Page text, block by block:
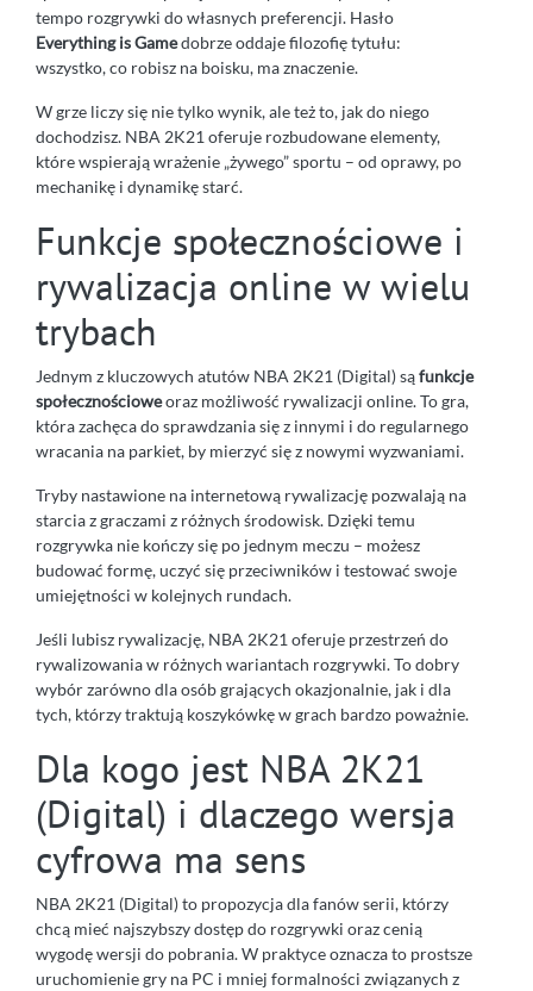
tempo rozgrywki do własnych preferencji. Hasło
Everything is Gamedobrze oddaje filozofię tytułu:
wszystko, co robisz na boisku, ma znaczenie.
W grze liczy się nie tylko wynik, ale też to, jak do niego
dochodzisz. NBA 2K21 oferuje rozbudowane elementy,
które wspierają wrażenie „żywego” sportu – od oprawy, po
mechanikę i dynamikę starć.
Funkcje społecznościowe i
rywalizacja online w wielu
trybach
Jednym z kluczowych atutów NBA 2K21 (Digital) sąfunkcje
społecznościoweoraz możliwość rywalizacji online. To gra,
która zachęca do sprawdzania się z innymi i do regularnego
wracania na parkiet, by mierzyć się z nowymi wyzwaniami.
Tryby nastawione na internetową rywalizację pozwalają na
starcia z graczami z różnych środowisk. Dzięki temu
rozgrywka nie kończy się po jednym meczu – możesz
budować formę, uczyć się przeciwników i testować swoje
umiejętności w kolejnych rundach.
Jeśli lubisz rywalizację, NBA 2K21 oferuje przestrzeń do
rywalizowania w różnych wariantach rozgrywki. To dobry
wybór zarówno dla osób grających okazjonalnie, jak i dla
tych, którzy traktują koszykówkę w grach bardzo poważnie.
Dla kogo jest NBA 2K21
(Digital) i dlaczego wersja
cyfrowa ma sens
NBA 2K21 (Digital) to propozycja dla fanów serii, którzy
chcą mieć najszybszy dostęp do rozgrywki oraz cenią
wygodę wersji do pobrania. W praktyce oznacza to prostsze
uruchomienie gry na PC i mniej formalności związanych z